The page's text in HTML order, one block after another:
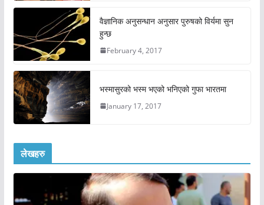
वैज्ञानिक अनुसन्धान अनुसार पुरुषको विर्यमा सुन
हुन्छ
February 4, 2017
भस्मासुरको भस्म भएको भनिएको गुफा भारतमा
January 17, 2017
लेखहरु